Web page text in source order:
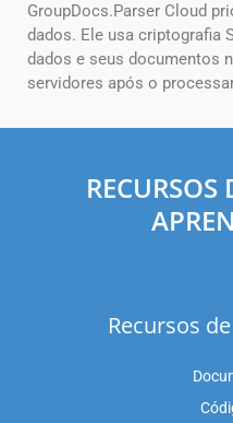
GroupDocs.Parser Cloud
dados. Ele usa criptografia
dados e seus documentos
servidores após o
RECURSOS
Recursos